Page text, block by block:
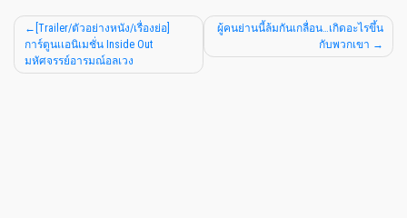
[Trailer/ตัวอย่างหนัง/เรื่องย่อ]
การ์ตูนเเอนิเมชั่น Inside Out
มหัศจรรย์อารมณ์อลเวง
ผู้คนย่านนี้ล้มกันเกลื่อน…เกิดอะไรขึ้น
กับพวกเขา